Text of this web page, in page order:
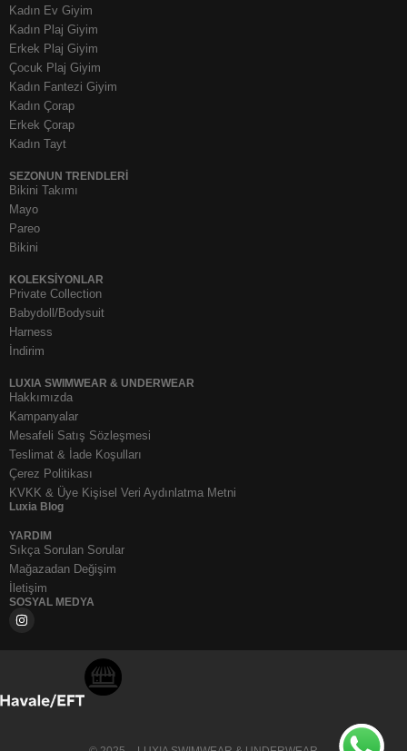
Kadın Ev Giyim
Kadın Plaj Giyim
Erkek Plaj Giyim
Çocuk Plaj Giyim
Kadın Fantezi Giyim
Kadın Çorap
Erkek Çorap
Kadın Tayt
SEZONUN TRENDLERI
Bikini Takımı
Mayo
Pareo
Bikini
KOLEKSIYONLAR
Private Collection
Babydoll/Bodysuit
Harness
İndirim
LUXIA SWIMWEAR & UNDERWEAR
Hakkımızda
Kampanyalar
Mesafeli Satış Sözleşmesi
Teslimat & İade Koşulları
Çerez Politikası
KVKK & Üye Kişisel Veri Aydınlatma Metni
Luxia Blog
YARDIM
Sıkça Sorulan Sorular
Mağazadan Değişim
İletişim
SOSYAL MEDYA